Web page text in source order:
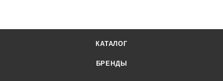
КАТАЛОГ
БРЕНДЫ